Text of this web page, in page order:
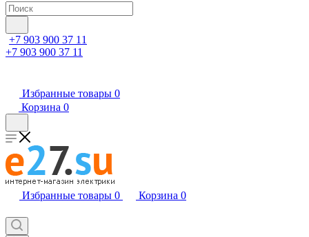
+7 903 900 37 11
+7 903 900 37 11
Избранные товары 0
Корзина 0
Избранные товары 0 Корзина 0